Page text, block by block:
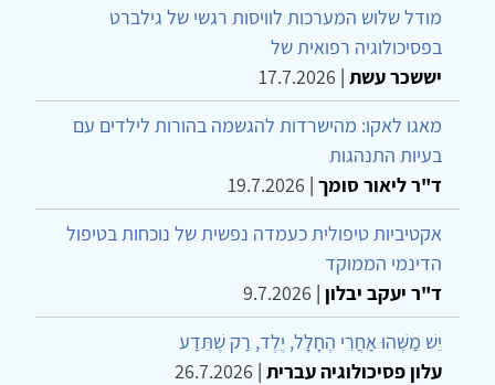
מודל שלוש המערכות לוויסות רגשי של גילברט
בפסיכולוגיה רפואית של
יששכר עשת |
17.7.2026
מאגו לאקו: מהישרדות להגשמה בהורות לילדים עם
בעיות התנהגות
ד"ר ליאור סומך |
19.7.2026
אקטיביות טיפולית כעמדה נפשית של נוכחות בטיפול
הדינמי הממוקד
ד"ר יעקב יבלון |
9.7.2026
יֵשׁ מַשֶּׁהוּ אַחֲרֵי הֶחָלָל, יֶלֶד, רַק שֶׁתֵּדַע
עלון פסיכולוגיה עברית |
26.7.2026